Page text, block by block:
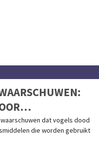
TEGENdat vogels dood
die worden gebruikt